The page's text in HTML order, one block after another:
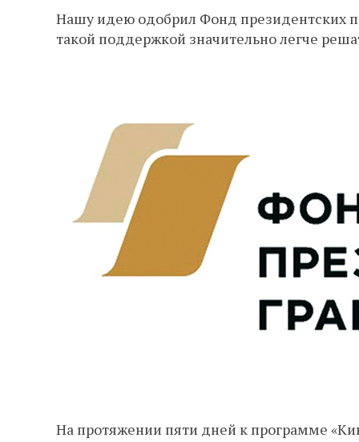
Нашу идею одобрил Фонд президентских
такой поддержкой значительно легче
На протяжении пяти дней к программе